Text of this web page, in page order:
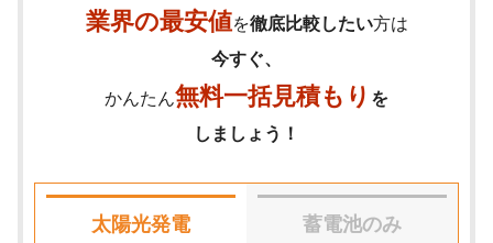
業界の最安値を徹底比較したい方は
今すぐ、
かんたん無料一括見積もり を
しましょう！
太陽光発電 蓄電池のみ